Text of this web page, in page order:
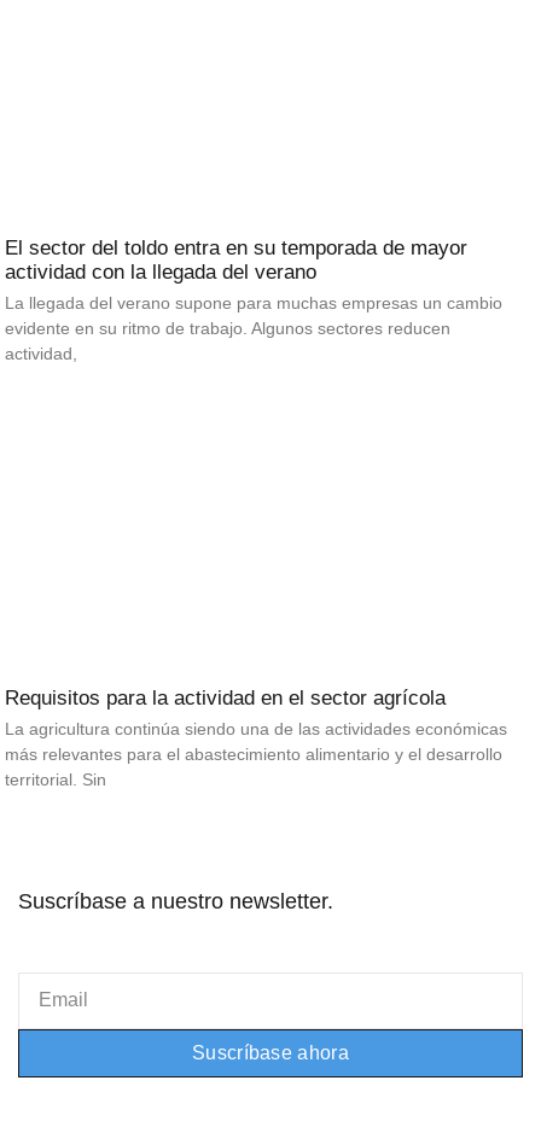
El sector del toldo entra en su temporada de mayor
actividad con la llegada del verano
La llegada del verano supone para muchas empresas un cambio
evidente en su ritmo de trabajo. Algunos sectores reducen
actividad,
Requisitos para la actividad en el sector agrícola
La agricultura continúa siendo una de las actividades económicas
más relevantes para el abastecimiento alimentario y el desarrollo
territorial. Sin
Suscríbase a nuestro newsletter.
Suscríbase ahora